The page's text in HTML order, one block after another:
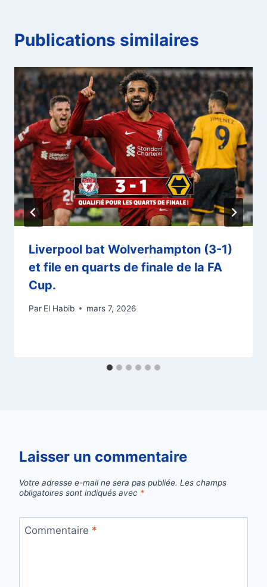
Publications similaires
Liverpool bat Wolverhampton (3-1)
et file en quarts de finale de la FA
Cup.
Par El Habib mars 7, 2026
Laisser un commentaire
Votre adresse e-mail ne sera pas publiée. Les champs
obligatoires sont indiqués avec *
Commentaire *